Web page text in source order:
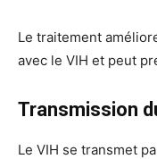
Le traitement
avec le VIH et peut
Transmission
Le VIH se transmet